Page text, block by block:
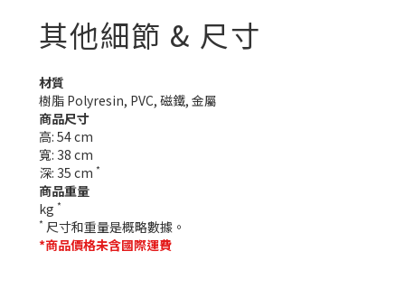
其他細節 & 尺寸
材質
樹脂 Polyresin, PVC, 磁鐵, 金屬
商品尺寸
高: 54 cm
寬: 38 cm
深: 35 cm *
商品重量
kg *
* 尺寸和重量是概略數據。
*商品價格未含國際運費